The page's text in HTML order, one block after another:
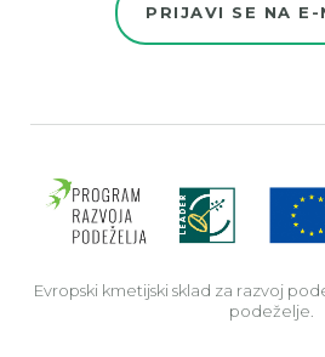
PRIJAVI SE NA E-
Evropski kmetijski sklad za razvoj
podeželje.